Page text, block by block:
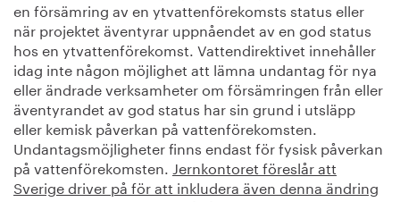
en försämring av en ytvattenförekomsts status eller
när projektet äventyrar uppnåendet av en god status
hos en ytvattenförekomst. Vattendirektivet innehåller
idag inte någon möjlighet att lämna undantag för nya
eller ändrade verksamheter om försämringen från eller
äventyrandet av god status har sin grund i utsläpp
eller kemisk påverkan på vattenförekomsten.
Undantagsmöjligheter finns endast för fysisk påverkan
på vattenförekomsten. Jernkontoret föreslår att
Sverige driver på för att inkludera även denna ändring